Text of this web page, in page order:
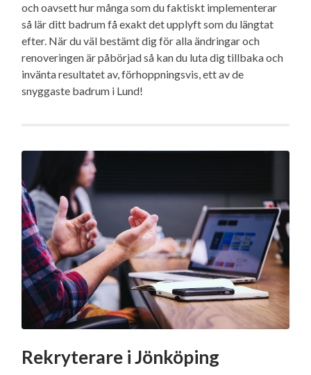
och oavsett hur många som du faktiskt implementerar
så lär ditt badrum få exakt det upplyft som du längtat
efter. När du väl bestämt dig för alla ändringar och
renoveringen är påbörjad så kan du luta dig tillbaka och
invänta resultatet av, förhoppningsvis, ett av de
snyggaste badrum i Lund!
Rekryterare i Jönköping